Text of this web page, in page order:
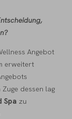
Angebot
erweitert
dessen lag
Spa zu